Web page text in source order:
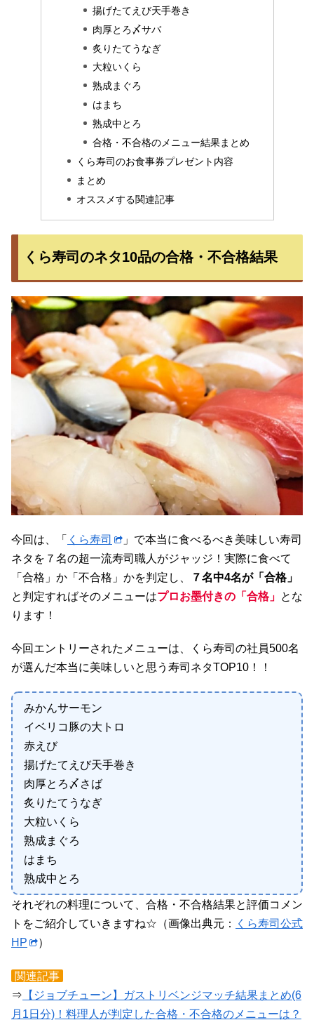
揚げたてえび天手巻き
肉厚とろ〆サバ
炙りたてうなぎ
大粒いくら
熟成まぐろ
はまち
熟成中とろ
合格・不合格のメニュー結果まとめ
くら寿司のお食事券プレゼント内容
まとめ
オススメする関連記事
くら寿司のネタ10品の合格・不合格結果
今回は、「 くら寿司
」で本当に食べるべき美味しい寿司
ネタを７名の超一流寿司職人がジャッジ！実際に食べて
「合格」か「不合格」かを判定し、
７名中4名が「合格」
と判定すればそのメニューはプロお墨付きの「合格」 とな
ります！
今回エントリーされたメニューは、くら寿司の社員500名
が選んだ本当に美味しいと思う寿司ネタTOP10！！
みかんサーモン
イベリコ豚の大トロ
赤えび
揚げたてえび天手巻き
肉厚とろ〆さば
炙りたてうなぎ
大粒いくら
熟成まぐろ
はまち
熟成中とろ
それぞれの料理について、合格・不合格結果と評価コメン
トをご紹介していきますね☆（画像出典元：
くら寿司公式
HP
）
関連記事
⇒ 【ジョブチューン】ガストリベンジマッチ結果まとめ(6
月1日分)！料理人が判定した合格・不合格のメニューは？